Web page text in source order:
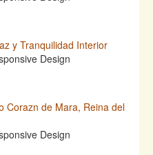
y Tranquilidad Interior
Corazn de Mara, Reina del